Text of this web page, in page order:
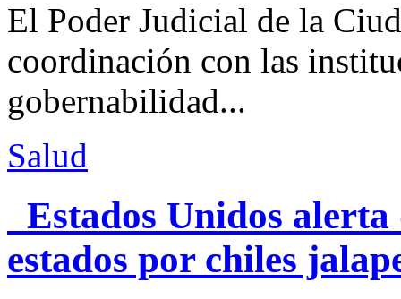
El Poder Judicial de la
coordinación con las
gobernabilidad...
Salud
Estados Unidos alerta
estados por chiles